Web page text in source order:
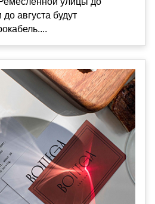
августа будут